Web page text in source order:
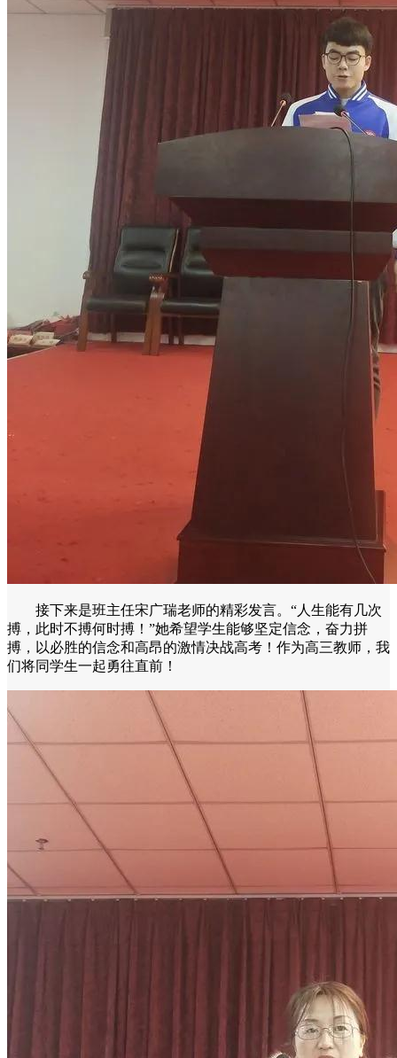
接下来是班主任宋广瑞老师的精彩发言。“人生能有几次
搏，此时不搏何时搏！”她希望学生能够坚定信念，奋力拼
搏，以必胜的信念和高昂的激情决战高考！作为高三教师，我
们将同学生一起勇往直前！